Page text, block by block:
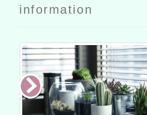
information